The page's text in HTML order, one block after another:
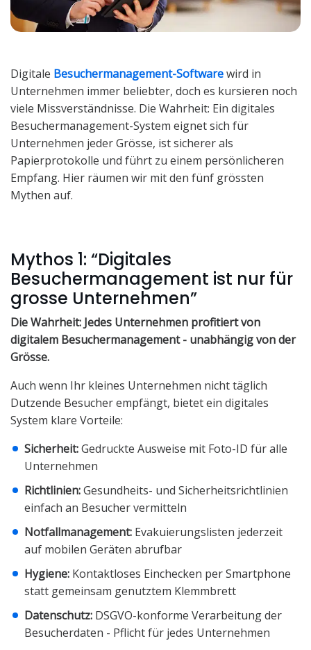
Digitale Besuchermanagement-Softwarewird in
Unternehmen immer beliebter, doch es kursieren noch
viele Missverständnisse. Die Wahrheit: Ein digitales
Besuchermanagement-System eignet sich für
Unternehmen jeder Grösse, ist sicherer als
Papierprotokolle und führt zu einem persönlicheren
Empfang. Hier räumen wir mit den fünf grössten
Mythen auf.
Mythos 1: “Digitales
Besuchermanagement ist nur für
grosse Unternehmen”
Die Wahrheit: Jedes Unternehmen profitiert von
digitalem Besuchermanagement - unabhängig von der
Grösse.
Auch wenn Ihr kleines Unternehmen nicht täglich
Dutzende Besucher empfängt, bietet ein digitales
System klare Vorteile:
Sicherheit:Gedruckte Ausweise mit Foto-ID für alle
Unternehmen
Richtlinien:Gesundheits- und Sicherheitsrichtlinien
einfach an Besucher vermitteln
Notfallmanagement: Evakuierungslisten jederzeit
auf mobilen Geräten abrufbar
Hygiene: Kontaktloses Einchecken per Smartphone
statt gemeinsam genutztem Klemmbrett
Datenschutz: DSGVO-konforme Verarbeitung der
Besucherdaten - Pflicht für jedes Unternehmen